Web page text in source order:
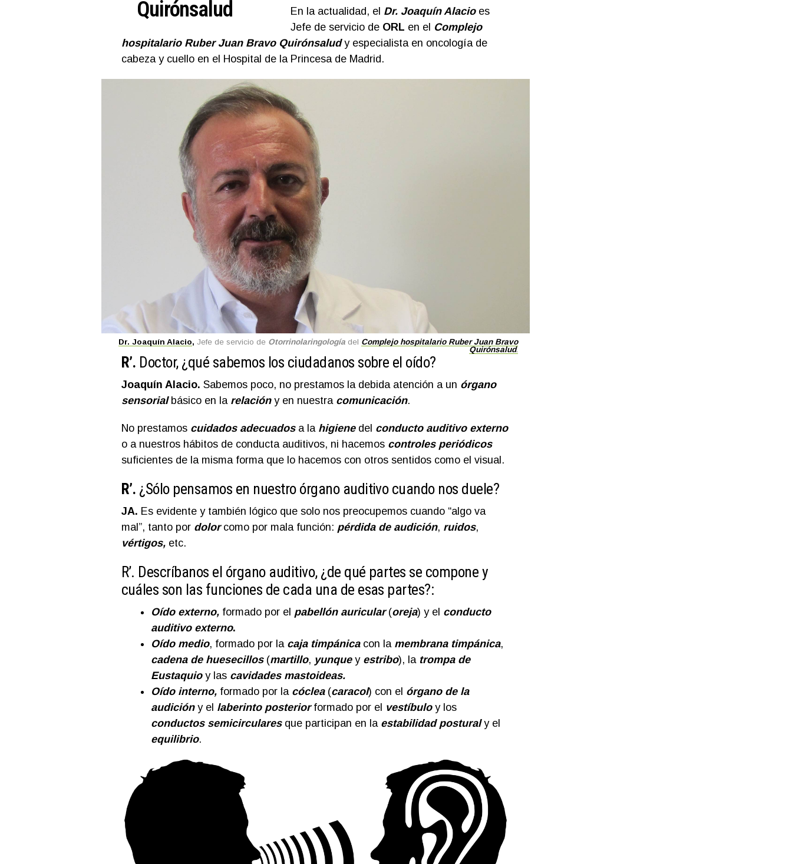
Quirónsalud
En la actualidad, el Dr. Joaquín Alacio es
Jefe de servicio de ORL en el Complejo
hospitalario Ruber Juan Bravo Quirónsaludy especialista en oncología de
cabeza y cuello en el Hospital de la Princesa de Madrid.
Dr. Joaquín Alacio, Jefe de servicio de Otorrinolaringología del Complejo hospitalario Ruber Juan Bravo
Quirónsalud.
R’. Doctor, ¿qué sabemos los ciudadanos sobre el oído?
Joaquín Alacio. Sabemos poco, no prestamos la debida atención a un órgano
sensorial básico en la relacióny en nuestra comunicación.
No prestamos cuidados adecuadosa la higienedel conducto auditivo externo
o a nuestros hábitos de conducta auditivos, ni hacemos controles periódicos
suficientes de la misma forma que lo hacemos con otros sentidos como el visual.
R’. ¿Sólo pensamos en nuestro órgano auditivo cuando nos duele?
JA. Es evidente y también lógico que solo nos preocupemos cuando “algo va
mal”, tanto por dolor como por mala función: pérdida de audición, ruidos,
vértigos, etc.
R’. Descríbanos el órgano auditivo, ¿de qué partes se compone y
cuáles son las funciones de cada una de esas partes?:
Oído externo,formado por el pabellón auricular (oreja) y el conducto
auditivo externo.
Oído medio, formado por la caja timpánicacon la membrana timpánica,
cadena de huesecillos(martillo, yunquey estribo), la trompa de
Eustaquioy las cavidades mastoideas.
Oído interno,formado por la cóclea(caracol) con el órgano de la
audicióny el laberinto posteriorformado por el vestíbulo y los
conductos semicircularesque participan en la estabilidad posturaly el
equilibrio.